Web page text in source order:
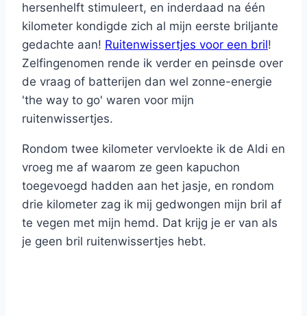
hersenhelft stimuleert, en inderdaad na één
kilometer kondigde zich al mijn eerste briljante
gedachte aan! Ruitenwissertjes voor een bril!
Zelfingenomen rende ik verder en peinsde over
de vraag of batterijen dan wel zonne-energie
'the way to go' waren voor mijn
ruitenwissertjes.
Rondom twee kilometer vervloekte ik de Aldi en
vroeg me af waarom ze geen kapuchon
toegevoegd hadden aan het jasje, en rondom
drie kilometer zag ik mij gedwongen mijn bril af
te vegen met mijn hemd. Dat krijg je er van als
je geen bril ruitenwissertjes hebt.